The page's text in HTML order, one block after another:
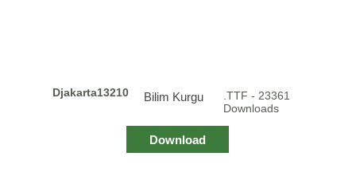
Djakarta13210 Bilim Kurgu
.TTF - 23361
Downloads
Download